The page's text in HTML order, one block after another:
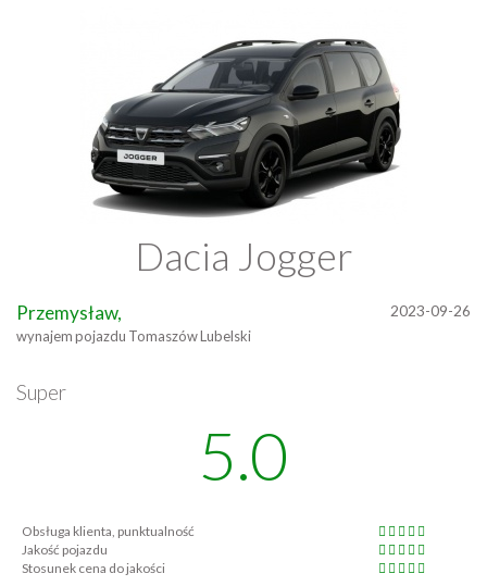
Dacia Jogger
2023-09-26
Przemysław,
wynajem pojazdu Tomaszów Lubelski
Super
5.0
Obsługa klienta, punktualność
Jakość pojazdu
Stosunek cena do jakości